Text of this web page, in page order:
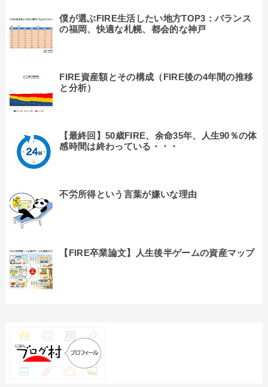
僕が選ぶFIRE生活したい地方TOP3：バランス
の福岡、快適な札幌、都会的な神戸
FIRE資産額とその構成（FIRE後の4年間の推移
と分析）
【最終回】50歳FIRE、余命35年、人生90％の体
感時間は終わっている・・・
不労所得という言葉が嫌いな理由
【FIRE卒業論文】人生後半ゲームの資産マップ